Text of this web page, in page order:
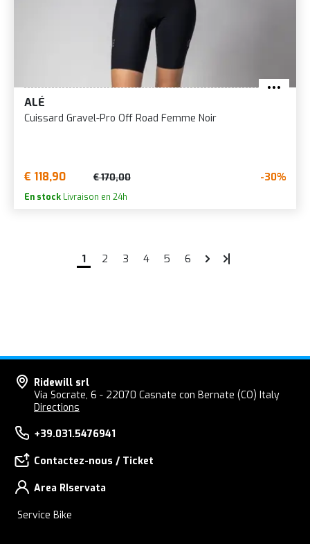
ALÉ
Cuissard Gravel-Pro Off Road Femme Noir
€ 118,90 € 170,00 -30%
En stock Livraison en 24h
1 2 3 4 5 6
Ridewill srl
Via Socrate, 6 - 22070 Casnate con Bernate (CO) Italy
Directions
+39.031.5476941
Contactez-nous / Ticket
Area RIservata
Service Bike